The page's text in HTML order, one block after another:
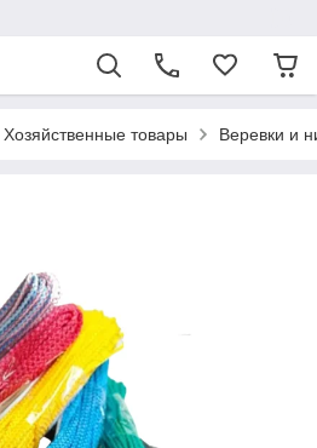
Хозяйственные товары Веревки и